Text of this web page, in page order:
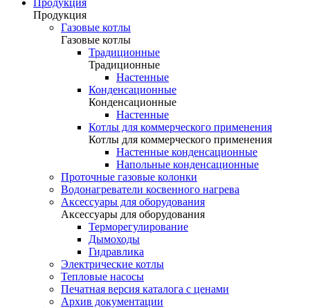
Продукция
Продукция
Газовые котлы
Газовые котлы
Традиционные
Традиционные
Настенные
Конденсационные
Конденсационные
Настенные
Котлы для коммерческого применения
Котлы для коммерческого применения
Настенные конденсационные
Напольные конденсационные
Проточные газовые колонки
Водонагреватели косвенного нагрева
Аксессуары для оборудования
Аксессуары для оборудования
Терморегулирование
Дымоходы
Гидравлика
Электрические котлы
Тепловые насосы
Печатная версия каталога с ценами
Архив документации